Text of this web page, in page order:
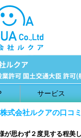
サービス
式会社ルクアの口コ
が思わず２度見する程美